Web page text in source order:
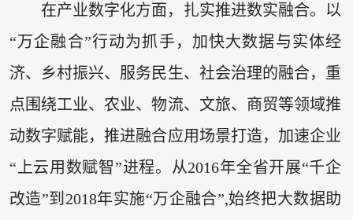
在产业数字化方面，扎实推进数实融合。以
“万企融合”行动为抓手，加快大数据与实体经
济、乡村振兴、服务民生、社会治理的融合，重
点围绕工业、农业、物流、文旅、商贸等领域推
动数字赋能，推进融合应用场景打造，加速企业
“上云用数赋智”进程。从2016年全省开展“千企
改造”到2018年实施“万企融合”,始终把大数据助